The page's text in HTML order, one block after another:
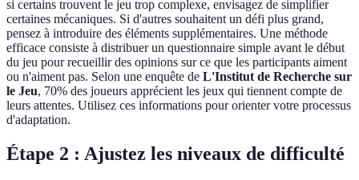
si certains trouvent le jeu trop complexe, envisagez de simplifier
certaines mécaniques. Si d'autres souhaitent un défi plus grand,
pensez à introduire des éléments supplémentaires. Une méthode
efficace consiste à distribuer un questionnaire simple avant le début
du jeu pour recueillir des opinions sur ce que les participants aiment
ou n'aiment pas. Selon une enquête de L'Institut de Recherche sur
le Jeu, 70% des joueurs apprécient les jeux qui tiennent compte de
leurs attentes. Utilisez ces informations pour orienter votre processus
d'adaptation.
Étape 2 : Ajustez les niveaux de difficulté